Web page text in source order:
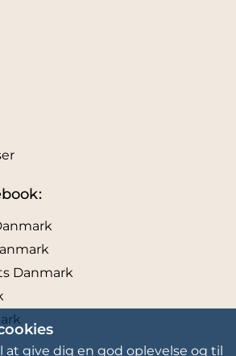
Danmark
at give dig en god oplevelse og til